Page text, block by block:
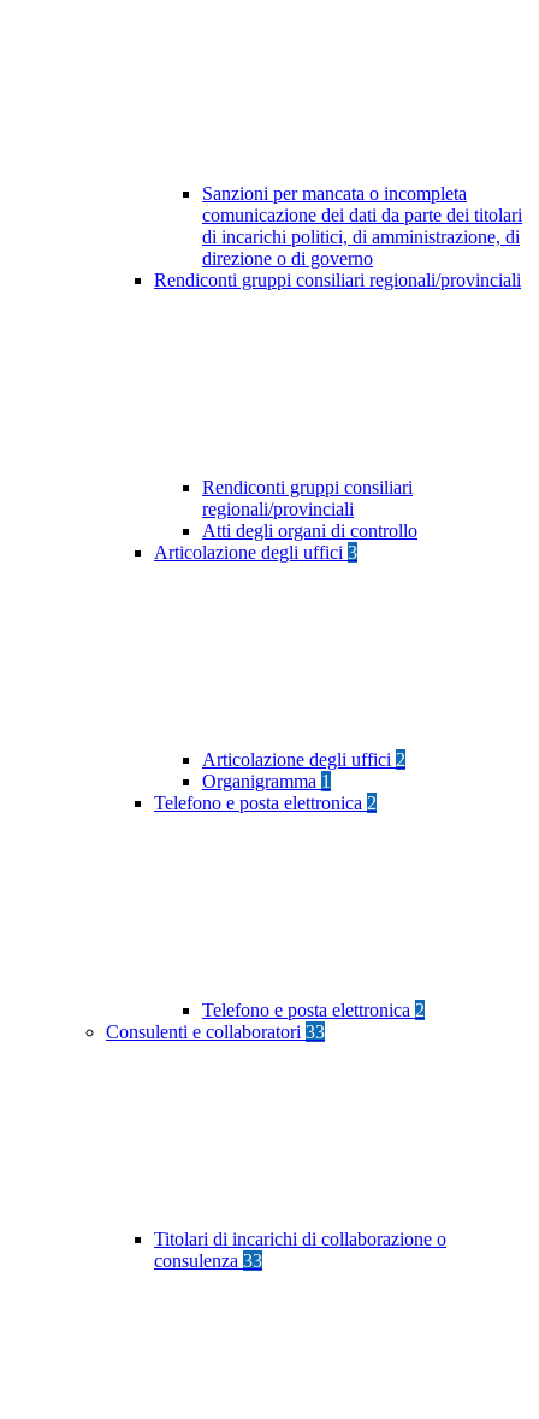
Sanzioni per mancata o incompleta
comunicazione dei dati da parte dei titolari
di incarichi politici, di amministrazione, di
direzione o di governo
Rendiconti gruppi consiliari regionali/provinciali
Rendiconti gruppi consiliari
regionali/provinciali
Atti degli organi di controllo
Articolazione degli uffici 3
Articolazione degli uffici 2
Organigramma 1
Telefono e posta elettronica 2
Telefono e posta elettronica 2
Consulenti e collaboratori 33
Titolari di incarichi di collaborazione o
consulenza 33